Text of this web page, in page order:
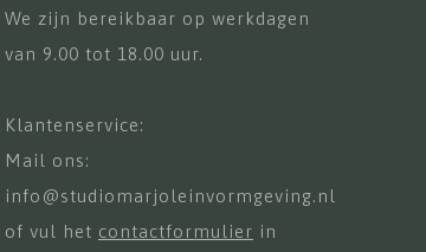
We zijn bereikbaar op werkdagen
van 9.00 tot 18.00 uur.
Klantenservice:
Mail ons:
info@studiomarjoleinvormgeving.nl
of vul het contactformulier in